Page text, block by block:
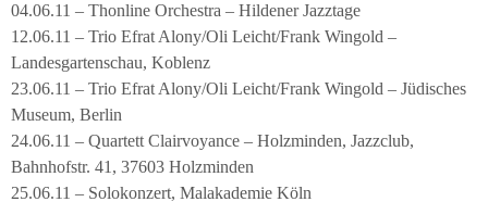
04.06.11 – Thonline Orchestra – Hildener Jazztage
12.06.11 – Trio Efrat Alony/Oli Leicht/Frank Wingold –
Landesgartenschau, Koblenz
23.06.11 – Trio Efrat Alony/Oli Leicht/Frank Wingold – Jüdisches
Museum, Berlin
24.06.11 – Quartett Clairvoyance – Holzminden, Jazzclub,
Bahnhofstr. 41, 37603 Holzminden
25.06.11 – Solokonzert, Malakademie Köln